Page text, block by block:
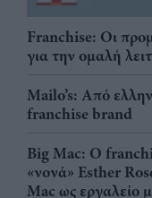
Franchise: Οι
για την ομαλή
Mailo’s: Από
franchise brand
Big Mac: Ο
«νονά» Esther
Mac ως εργαλείο